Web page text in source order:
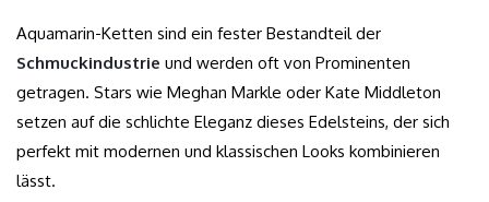
Aquamarin-Ketten sind ein fester Bestandteil der
Schmuckindustrie und werden oft von Prominenten
getragen. Stars wie Meghan Markle oder Kate Middleton
setzen auf die schlichte Eleganz dieses Edelsteins, der sich
perfekt mit modernen und klassischen Looks kombinieren
lässt.